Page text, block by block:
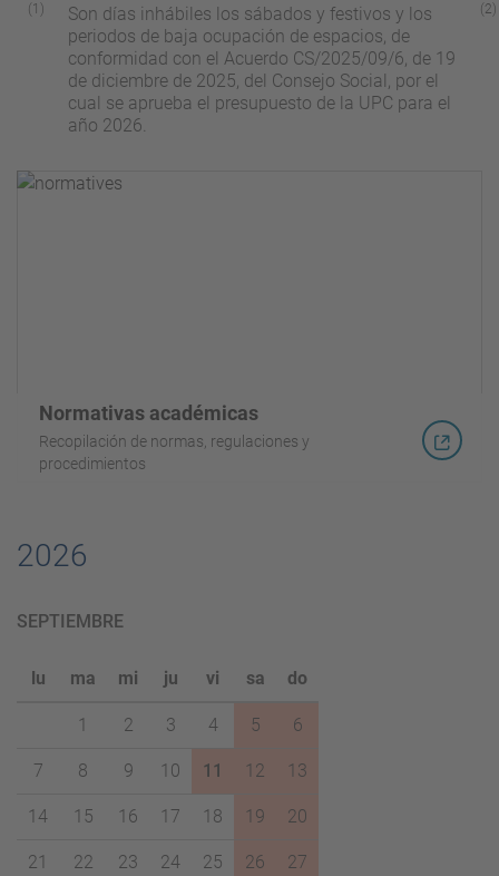
(1)
Son días inhábiles los sábados y festivos y los
periodos de baja ocupación de espacios, de
conformidad con el Acuerdo CS/2025/09/6, de 19
de diciembre de 2025, del Consejo Social, por el
cual se aprueba el presupuesto de la UPC para el
año 2026.
(2)
Normativas académicas
Recopilación de normas, regulaciones y
procedimientos
2026
SEPTIEMBRE
lu ma mi ju vi sa do
1 2 3 4 5 6
7 8 9 10 11 12 13
14 15 16 17 18 19 20
21 22 23 24 25 26 27